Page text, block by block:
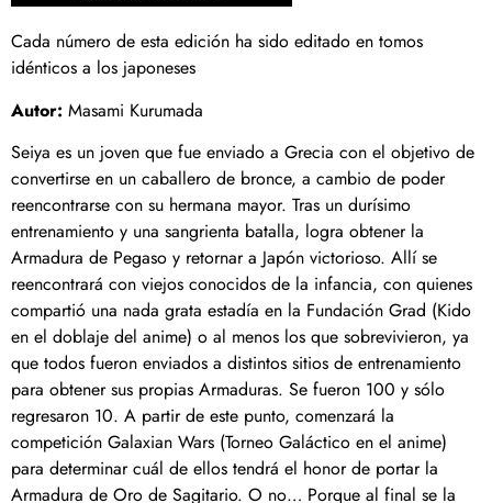
Cada número de esta edición ha sido editado en tomos
idénticos a los japoneses
Autor: Masami Kurumada
Seiya es un joven que fue enviado a Grecia con el objetivo de
convertirse en un caballero de bronce, a cambio de poder
reencontrarse con su hermana mayor. Tras un durísimo
entrenamiento y una sangrienta batalla, logra obtener la
Armadura de Pegaso y retornar a Japón victorioso. Allí se
reencontrará con viejos conocidos de la infancia, con quienes
compartió una nada grata estadía en la Fundación Grad (Kido
en el doblaje del anime) o al menos los que sobrevivieron, ya
que todos fueron enviados a distintos sitios de entrenamiento
para obtener sus propias Armaduras. Se fueron 100 y sólo
regresaron 10. A partir de este punto, comenzará la
competición Galaxian Wars (Torneo Galáctico en el anime)
para determinar cuál de ellos tendrá el honor de portar la
Armadura de Oro de Sagitario. O no… Porque al final se la